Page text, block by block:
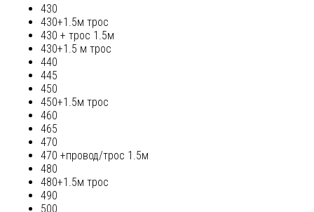
430
430+1.5м трос
430 + трос 1.5м
430+1.5 м трос
440
445
450
450+1.5м трос
460
465
470
470 +провод/трос 1.5м
480
480+1.5м трос
490
500